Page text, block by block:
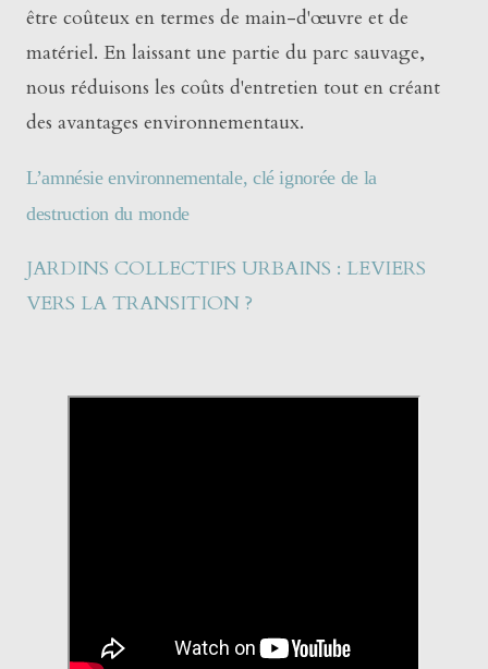
être coûteux en termes de main-d'œuvre et de
matériel. En laissant une partie du parc sauvage,
nous réduisons les coûts d'entretien tout en créant
des avantages environnementaux.
L’amnésie environnementale, clé ignorée de la
destruction du monde
JARDINS COLLECTIFS URBAINS : LEVIERS
VERS LA TRANSITION ?